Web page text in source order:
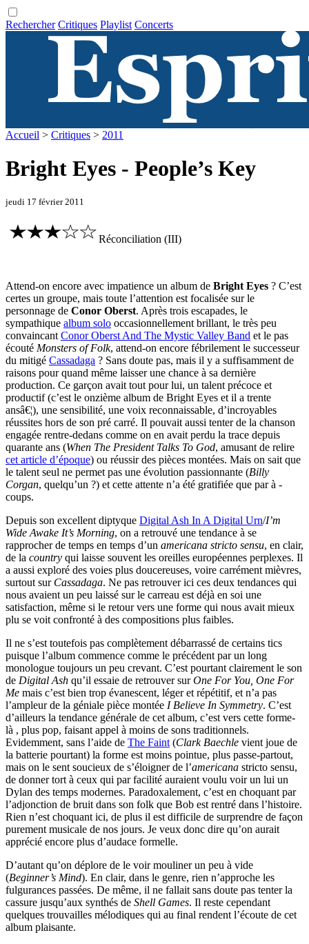
Rechercher Critiques Playlist Concerts
Accueil > Critiques > 2011
Bright Eyes - People’s Key
jeudi 17 février 2011
Réconciliation (III)
Attend-on encore avec impatience un album de Bright Eyes ? C’est
certes un groupe, mais toute l’attention est focalisée sur le
personnage de Conor Oberst. Après trois escapades, le
sympathique album solo occasionnellement brillant, le très peu
convaincant Conor Oberst And The Mystic Valley Band et le pas
écouté Monsters of Folk, attend-on encore fébrilement le successeur
du mitigé Cassadaga ? Sans doute pas, mais il y a suffisamment de
raisons pour quand même laisser une chance à sa dernière
production. Ce garçon avait tout pour lui, un talent précoce et
productif (c’est le onzième album de Bright Eyes et il a trente
ansâ€¦), une sensibilité, une voix reconnaissable, d’incroyables
réussites hors de son pré carré. Il pouvait aussi tenter de la chanson
engagée rentre-dedans comme on en avait perdu la trace depuis
quarante ans (When The President Talks To God, amusant de relire
cet article d’époque) ou réussir des pièces montées. Mais on sait que
le talent seul ne permet pas une évolution passionnante (Billy
Corgan, quelqu’un ?) et cette attente n’a été gratifiée que par à -
coups.
Depuis son excellent diptyque Digital Ash In A Digital Urn/I’m
Wide Awake It’s Morning, on a retrouvé une tendance à se
rapprocher de temps en temps d’un americana stricto sensu, en clair,
de la country qui laisse souvent les oreilles européennes perplexes. Il
a aussi exploré des voies plus doucereuses, voire carrément mièvres,
surtout sur Cassadaga. Ne pas retrouver ici ces deux tendances qui
nous avaient un peu laissé sur le carreau est déjà en soi une
satisfaction, même si le retour vers une forme qui nous avait mieux
plu se voit confronté à des compositions plus faibles.
Il ne s’est toutefois pas complètement débarrassé de certains tics
puisque l’album commence comme le précédent par un long
monologue toujours un peu crevant. C’est pourtant clairement le son
de Digital Ash qu’il essaie de retrouver surOne For You, One For
Me mais c’est bien trop évanescent, léger et répétitif, et n’a pas
l’ampleur de la géniale pièce montée I Believe In Symmetry. C’est
d’ailleurs la tendance générale de cet album, c’est vers cette forme-
là , plus pop, faisant appel à moins de sons traditionnels.
Evidemment, sans l’aide de The Faint (Clark Baechle vient joue de
la batterie pourtant) la forme est moins pointue, plus passe-partout,
mais on le sent soucieux de s’éloigner de l’americana stricto sensu,
de donner tort à ceux qui par facilité auraient voulu voir un lui un
Dylan des temps modernes. Paradoxalement, c’est en choquant par
l’adjonction de bruit dans son folk que Bob est rentré dans l’histoire.
Rien n’est choquant ici, de plus il est difficile de surprendre de façon
purement musicale de nos jours. Je veux donc dire qu’on aurait
apprécié encore plus d’audace formelle.
D’autant qu’on déplore de le voir mouliner un peu à vide
(Beginner’s Mind). En clair, dans le genre, rien n’approche les
fulgurances passées. De même, il ne fallait sans doute pas tenter la
cassure jusqu’aux synthés de Shell Games. Il reste cependant
quelques trouvailles mélodiques qui au final rendent l’écoute de cet
album plaisante.